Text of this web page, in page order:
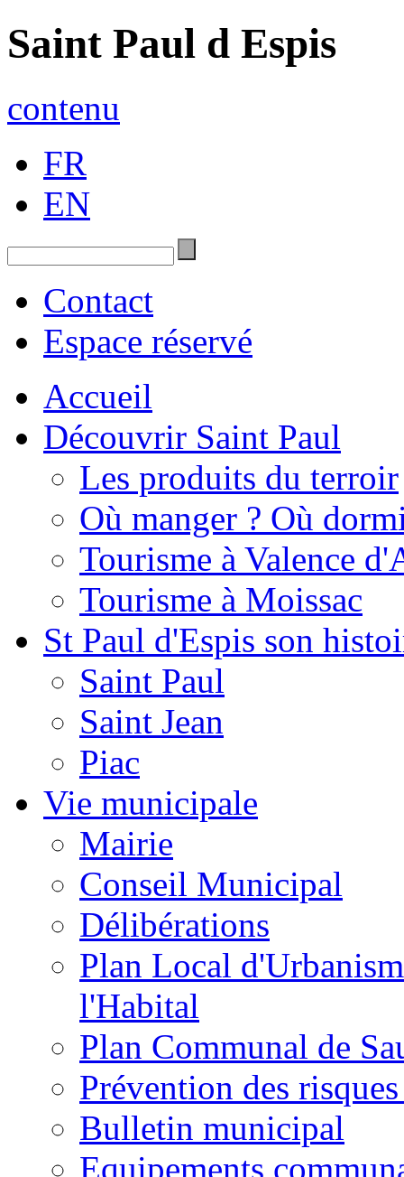
Saint Paul d Espis
contenu
FR
EN
Contact
Espace réservé
Accueil
Découvrir Saint Paul
Les produits du terroir
Où manger ? Où
Tourisme à Valence
Tourisme à Moissac
St Paul d'Espis son
Saint Paul
Saint Jean
Piac
Vie municipale
Mairie
Conseil Municipal
Délibérations
Plan Local
l'Habital
Plan Communal de
Prévention des
Bulletin municipal
Equipements